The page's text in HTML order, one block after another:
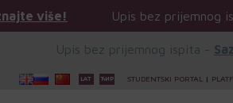
Upis bez prijemnog ispita -
Upis bez prijemnog ispita -
STUDENTSKI PORTAL |